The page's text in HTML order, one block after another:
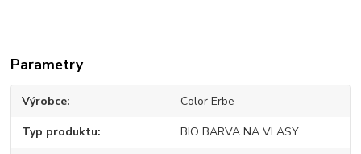
Parametry
Výrobce Color Erbe
Typ produktu BIO BARVA NA VLASY